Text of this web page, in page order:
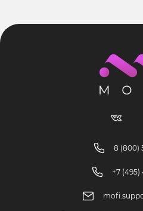
8 (800)
+7 (495)